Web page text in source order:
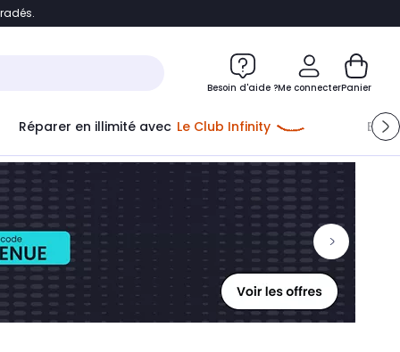
Besoin d'aide ?Me connecterPanier
Réparer en illimité avec Le Club Infinity